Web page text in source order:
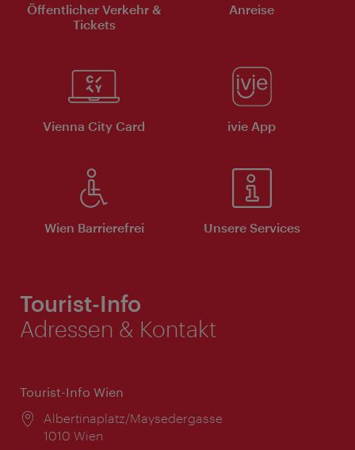
Öffentlicher Verkehr &
Tickets
Anreise
Vienna City Card ivie App
Wien Barrierefrei Unsere Services
Tourist-Info
Adressen & Kontakt
Tourist-Info Wien
Ort:
Albertinaplatz/Maysedergasse
1010 Wien